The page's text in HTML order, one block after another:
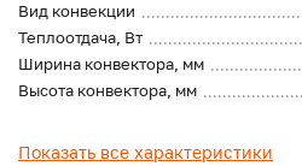
Вид конвекции
Теплоотдача, Вт
Ширина конвектора, мм
Высота конвектора, мм
Показать все характеристики